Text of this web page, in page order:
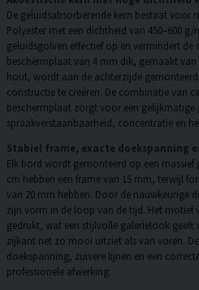
De geluidsabsorberende kern bestaat voor
Polyester met een dichtheid van 450–600
geluidsgolven effectief op en vermindert de
beschermplaat van 4 mm dik, gemaakt van
hout, wordt aan de achterzijde
constructie te creëren. De combinatie van
beschermplaat zorgt voor een gelijkmatige
spraakverstaanbaarheid, concentratie en
Stabiel frame, exacte doekspanning
Elk bord wordt gemonteerd op een massief
cm hebben een frame van 15 mm, terwijl
van 20 mm hebben. Door de nauwkeurige
zijn vorm in de loop van de tijd. Het motief
gedrukt, wat een stijlvolle galerielook geeft
zijkant net zo mooi uitziet als van voren.
doekspanning, zuivere lijnen en een
professionele afwerking.